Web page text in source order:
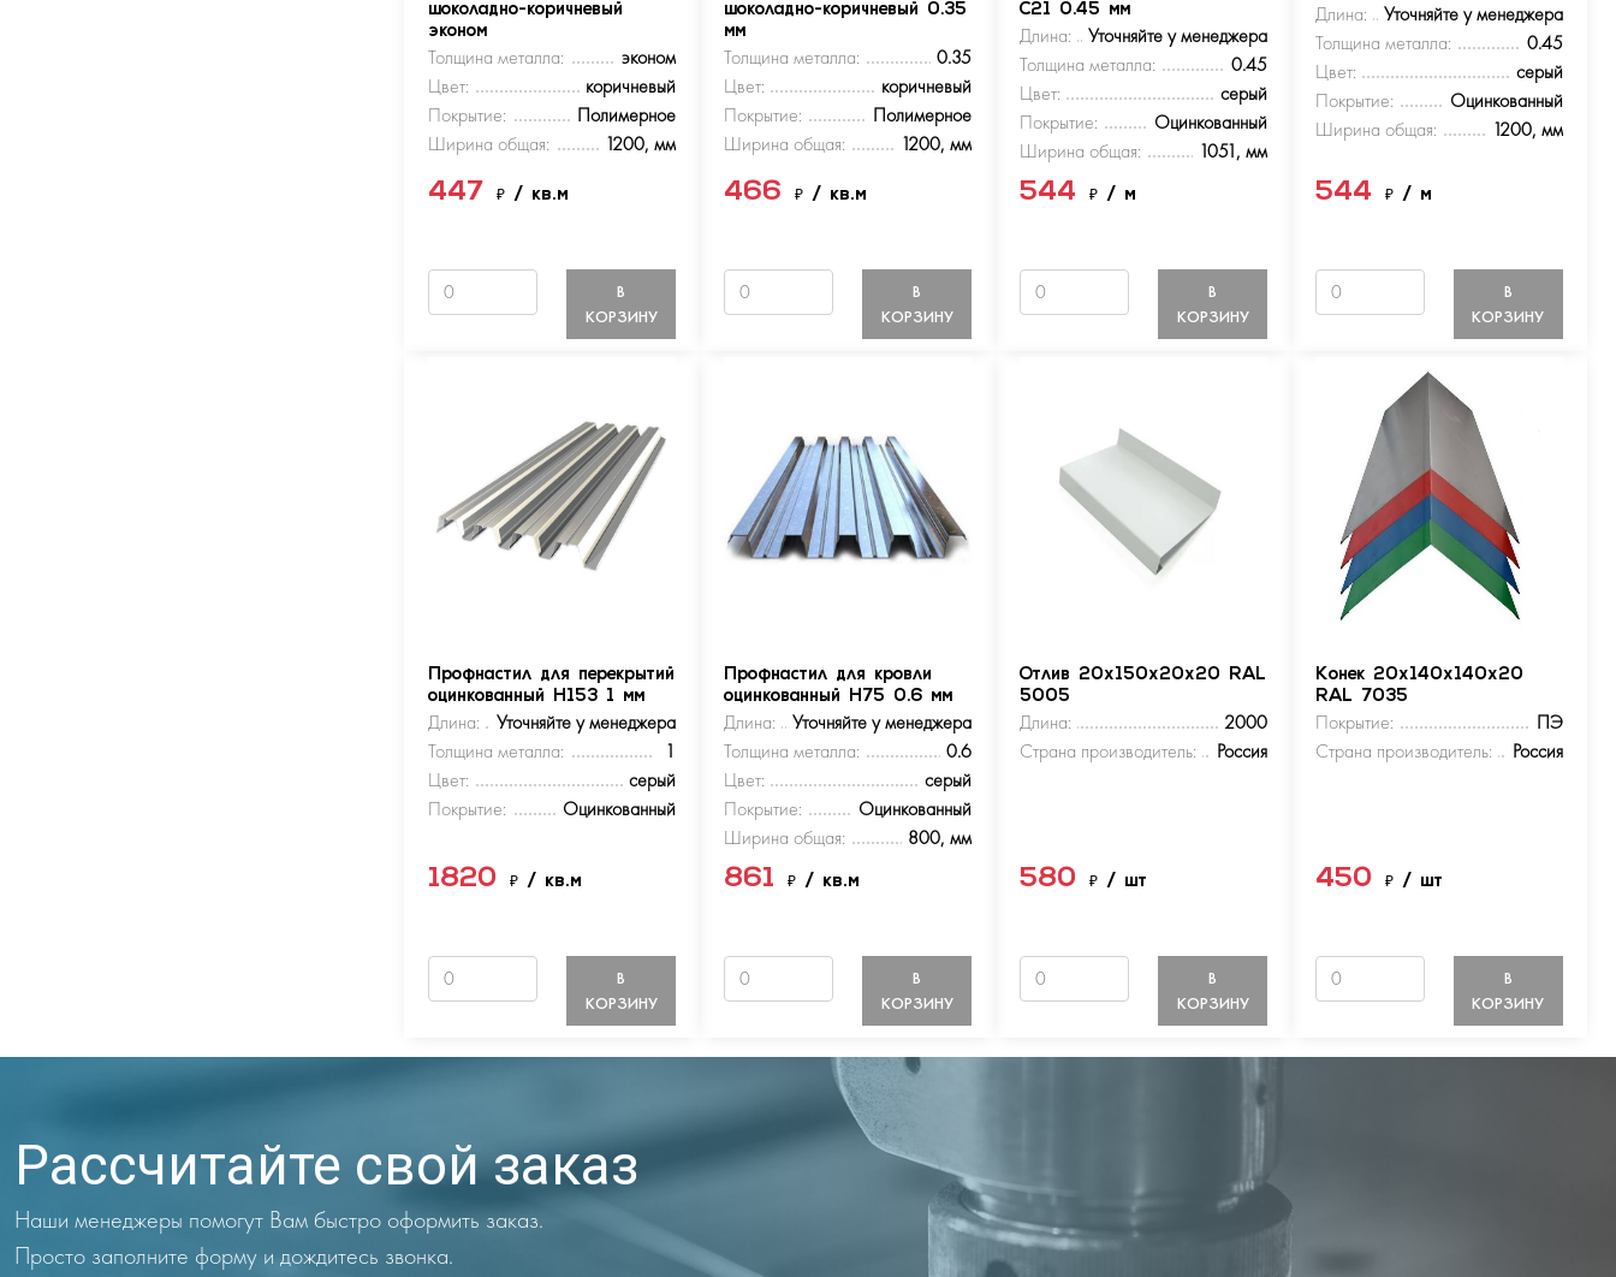
шоколадно-коричневый
эконом
Толщина металла:
эконом
Цвет:
коричневый
Покрытие:
Полимерное
Ширина общая:
1200, мм
447₽/ кв.м
В
КОРЗИНУ
шоколадно-коричневый 0.35
мм
Толщина металла:
0.35
Цвет:
коричневый
Покрытие:
Полимерное
Ширина общая:
1200, мм
466₽/ кв.м
В
КОРЗИНУ
С21 0.45 мм
Длина:
Уточняйте у менеджера
Толщина металла:
0.45
Цвет:
серый
Покрытие:
Оцинкованный
Ширина общая:
1051, мм
544₽/ м
В
КОРЗИНУ
Длина:
Уточняйте у менеджера
Толщина металла:
0.45
Цвет:
серый
Покрытие:
Оцинкованный
Ширина общая:
1200, мм
544 ₽ / м
В
КОРЗИНУ
Профнастил для перекрытий
оцинкованный Н153 1 мм
Длина:
Уточняйте у менеджера
Толщина металла:
1
Цвет:
серый
Покрытие:
Оцинкованный
1820₽/ кв.м
В
КОРЗИНУ
Профнастил для кровли
оцинкованный Н75 0.6 мм
Длина:
Уточняйте у менеджера
Толщина металла:
0.6
Цвет:
серый
Покрытие:
Оцинкованный
Ширина общая:
800, мм
861₽/ кв.м
В
КОРЗИНУ
Отлив 20х150х20х20 RAL
5005
Длина:
2000
Страна производитель:
Россия
580₽/ шт
В
КОРЗИНУ
Конек 20х140х140х20
RAL 7035
Покрытие:
ПЭ
Страна производитель:
Россия
450 ₽ / шт
В
КОРЗИНУ
Рассчитайте свой заказ
Наши менеджеры помогут Вам быстро оформить заказ.
Просто заполните форму и дождитесь звонка.